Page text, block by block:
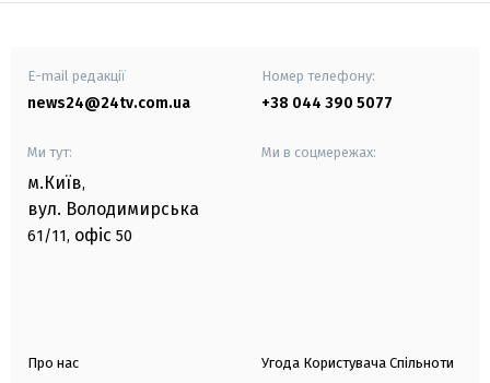
E-mail редакції
news24@24tv.com.ua
Номер телефону:
+38 044 390 5077
Ми тут:
м.Київ,
вул. Володимирська
61/11, офіс 50
Ми в соцмережах:
Про нас Угода Користувача Спільноти